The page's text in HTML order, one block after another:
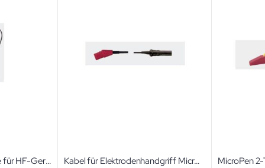
Silikon-Neutralelektrode für HF-Geräte Kabel für Elektrodenhandgriff MicroPen